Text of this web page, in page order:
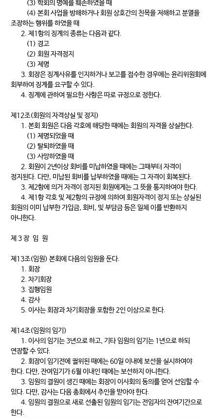
(3) 학회의 명예를 훼손하였을 때
(4) 본회 사업을 방해하거나 회원 상호간의 친목을 저해하고 분열을
조장하는 행위를 하였을 때
2. 제1항의 징계의 종류는 다음과 같다.
(1) 경고
(2) 회원 자격정지
(3) 제명
3. 회장은 징계사유를 인지하거나 보고를 접수한 경우에는 윤리위원회에
회부하여 징계를 요구할 수 있다.
4. 징계에 관하여 필요한 사항은 따로 규정으로 정한다.
제12조(회원의 자격상실 및 정지)
1. 본회 회원은 다음 각호에 해당한 때에는 회원의 자격을 상실한다.
(1) 제명되었을 때
(2) 탈퇴하였을 때
(3) 사망하였을 때
2. 회원이 2년이상 회비를 미납하였을 때에는 그때부터 자격이
정지된다. 다만, 미납된 회비를 납부하였을 때에는 그 자격이 회복된다.
3. 제2항에 의거 자격이 정지된 회원에게는 그 뜻을 통지하여야 한다.
4. 제1항 각호 및 제2항의 규정에 의하여 회원자격이 정지 또는 상실된
회원의 이미 납부한 가입금, 회비, 및 부담금 등은 일체 이를 반환하지
아니한다.
제 3 장 임 원
제13조(임원) 본회에 다음의 임원을 둔다.
1. 회장
2. 차기회장
3. 집행임원
4. 감사
5. 이사는 회장과 차기회장을 포함한 2인 이상으로 한다.
제14조(임원의 임기)
1. 이사의 임기는 3년으로 하고, 기타 임원의 임기는 1년으로 하되
연장할 수 있다.
2. 회장이 임기전에 궐위된 때에는 60일 이내에 보선을 실시하여야
한다. 다만, 잔여임기가 6월 이내인 때에는 보선하지 아니한다.
3. 임원의 결원이 생긴 때에는 회장이 이사회의 동의를 얻어 선임할 수
있다. 다만, 감사는 다음 총회에서 추인을 받아야 한다.
4. 임원의 결원으로 새로 선출된 임원의 임기는 전임자의 잔여기간으로
한다.